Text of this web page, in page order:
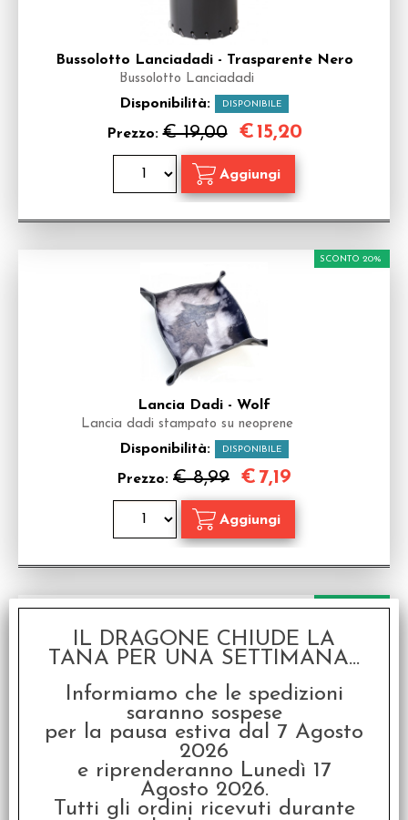
Bussolotto Lanciadadi - Trasparente Nero
Bussolotto Lanciadadi
Disponibilità: DISPONIBILE
Prezzo:€ 19,00 €15,20
Lancia Dadi - Wolf
Lancia dadi stampato su neoprene
Disponibilità: DISPONIBILE
Prezzo: € 8,99
SCONTO 20%
€ 7,19
Lancia Dadi - D20
Lancia dadi stampato su neoprene
Disponibilità: DISPONIBILE
IL DRAGONE CHIUDE LA
TANA PER UNA SETTIMANA...
Informiamo che le spedizioni
saranno sospese
per la pausa estiva dal 7 Agosto
2026
e riprenderanno Lunedì 17
Agosto 2026.
Tutti gli ordini ricevuti durante